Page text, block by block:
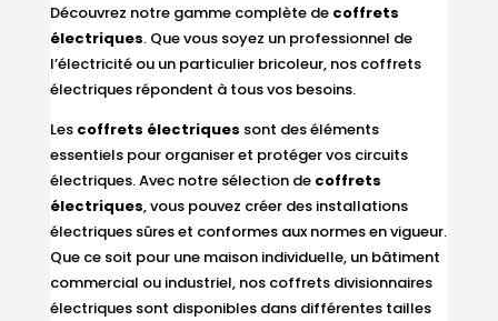
Découvrez notre gamme complète de coffrets
électriques. Que vous soyez un professionnel de
l’électricité ou un particulier bricoleur, nos coffrets
électriques répondent à tous vos besoins.
Lescoffrets électriques sont des éléments
essentiels pour organiser et protéger vos circuits
électriques. Avec notre sélection de coffrets
électriques, vous pouvez créer des installations
électriques sûres et conformes aux normes en vigueur.
Que ce soit pour une maison individuelle, un bâtiment
commercial ou industriel, nos coffrets divisionnaires
électriques sont disponibles dans différentes tailles